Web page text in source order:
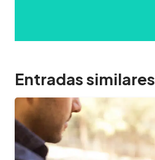
Entradas similares